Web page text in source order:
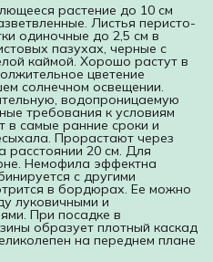
растение до 10 см
Листья перисто-
одиночные до 2,5 см в
пазухах, черные с
каймой. Хорошо растут в
цветение
солнечном освещении.
водопроницаемую
требования к условиям
в самые ранние сроки и
Прорастают через
расстоянии 20 см. Для
Немофила эффектна
с другими
в бордюрах. Ее можно
луковичными и
При посадке в
образует плотный каскад
на переднем плане